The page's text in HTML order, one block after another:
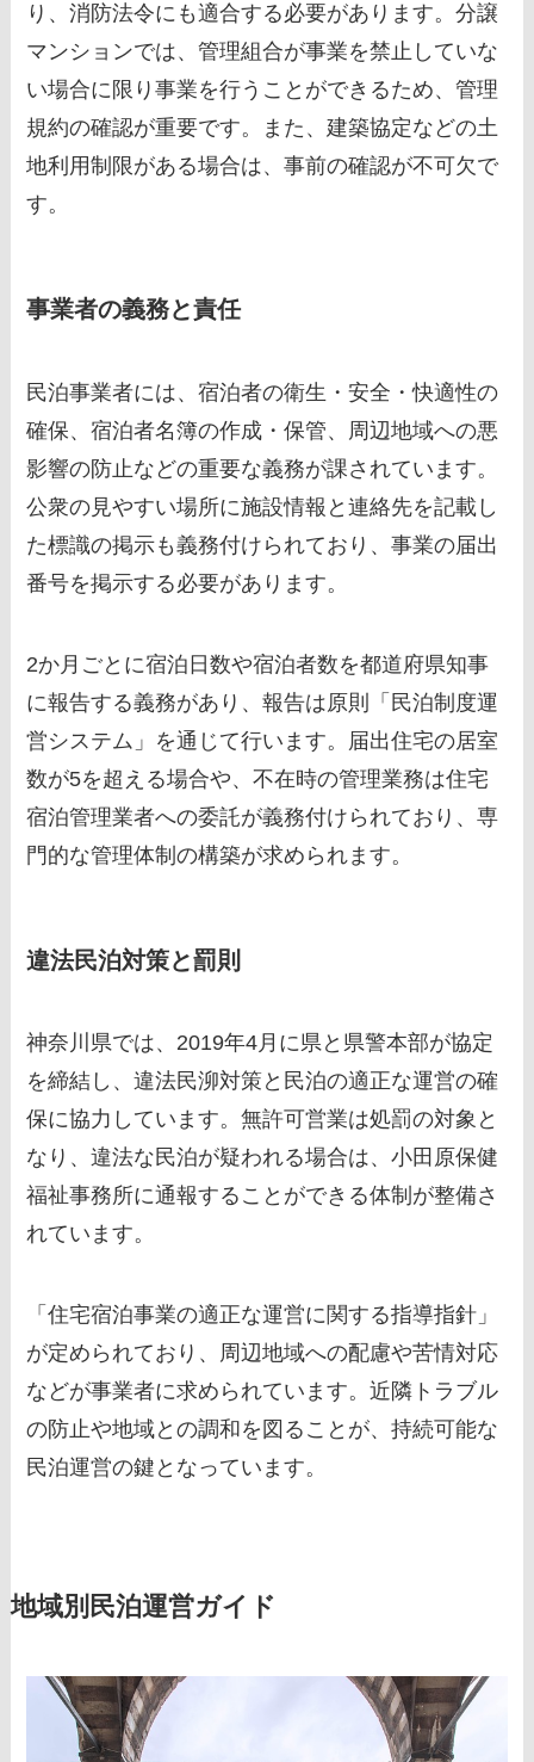
り、消防法令にも適合する必要があります。分譲
マンションでは、管理組合が事業を禁止していな
い場合に限り事業を行うことができるため、管理
規約の確認が重要です。また、建築協定などの土
地利用制限がある場合は、事前の確認が不可欠で
す。
事業者の義務と責任
民泊事業者には、宿泊者の衛生・安全・快適性の
確保、宿泊者名簿の作成・保管、周辺地域への悪
影響の防止などの重要な義務が課されています。
公衆の見やすい場所に施設情報と連絡先を記載し
た標識の掲示も義務付けられており、事業の届出
番号を掲示する必要があります。
2か月ごとに宿泊日数や宿泊者数を都道府県知事
に報告する義務があり、報告は原則「民泊制度運
営システム」を通じて行います。届出住宅の居室
数が5を超える場合や、不在時の管理業務は住宅
宿泊管理業者への委託が義務付けられており、専
門的な管理体制の構築が求められます。
違法民泊対策と罰則
神奈川県では、2019年4月に県と県警本部が協定
を締結し、違法民泖対策と民泊の適正な運営の確
保に協力しています。無許可営業は処罰の対象と
なり、違法な民泊が疑われる場合は、小田原保健
福祉事務所に通報することができる体制が整備さ
れています。
「住宅宿泊事業の適正な運営に関する指導指針」
が定められており、周辺地域への配慮や苦情対応
などが事業者に求められています。近隣トラブル
の防止や地域との調和を図ることが、持続可能な
民泊運営の鍵となっています。
地域別民泊運営ガイド